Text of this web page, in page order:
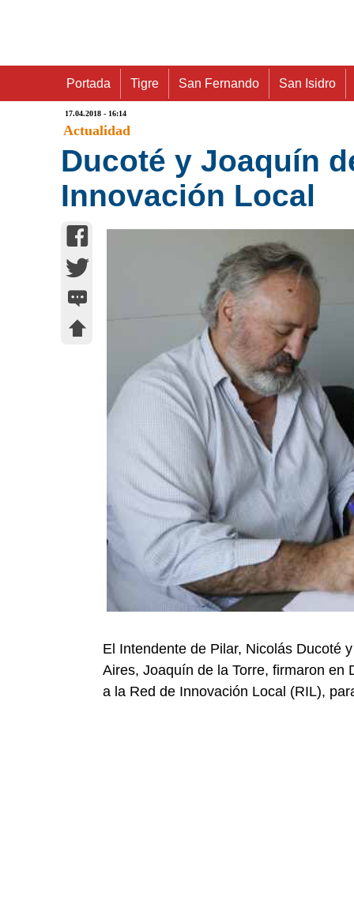
Portada Tigre San Fernando San Isidro
17.04.2018 - 16:14
Actualidad
Ducoté y Joaquín
Innovación Local
El Intendente de Pilar, Nicolás Ducoté
Aires, Joaquín de la Torre, firmaron en
a la Red de Innovación Local (RIL),